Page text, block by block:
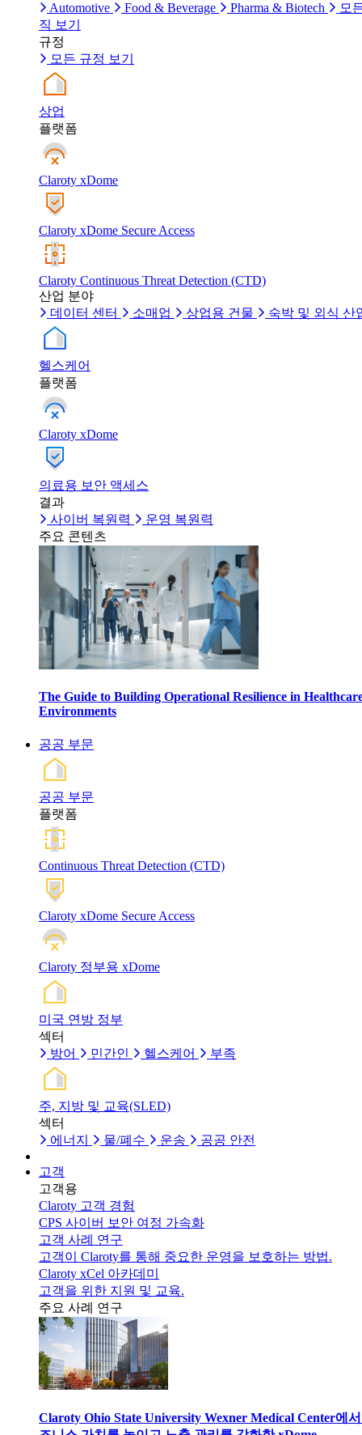
Automotive
Food & Beverage Pharma & Biotech
모
직 보기
규정
모든 규정 보기
상업
플랫폼
Claroty xDome
Claroty xDome Secure Access
Claroty Continuous Threat Detection (CTD)
산업 분야
데이터 센터
소매업 상업용 건물 숙박 및 외식 산
헬스케어
플랫폼
Claroty xDome
의료용 보안 액세스
결과
사이버 복원력
운영 복원력
주요 콘텐츠
The Guide to Building Operational Resilience in
Environments
공공 부문
공공 부문
플랫폼
Continuous Threat Detection (CTD)
Claroty xDome Secure Access
Claroty 정부용 xDome
미국 연방 정부
섹터
방어
민간인 헬스케어 부족
주, 지방 및 교육(SLED)
섹터
에너지
물/폐수 운송 공공 안전
고객
고객용
Claroty 고객 경험
CPS 사이버 보안 여정 가속화
고객 사례 연구
고객이 Claroty를 통해 중요한 운영을 보호하는 방법.
Claroty xCel 아카데미
고객을 위한 지원 및 교육.
주요 사례 연구
Claroty Ohio State University Wexner Medical Center에